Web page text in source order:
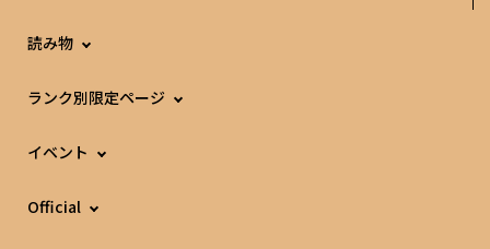
読み物
ランク別限定ページ
イベント
Official